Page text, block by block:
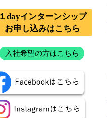
１dayインターンシップ
お申し込みはこちら
入社希望の方はこちら